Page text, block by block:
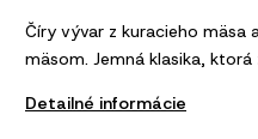
Číry vývar z kuracieho mäsa
mäsom. Jemná klasika, ktorá
Detailné informácie